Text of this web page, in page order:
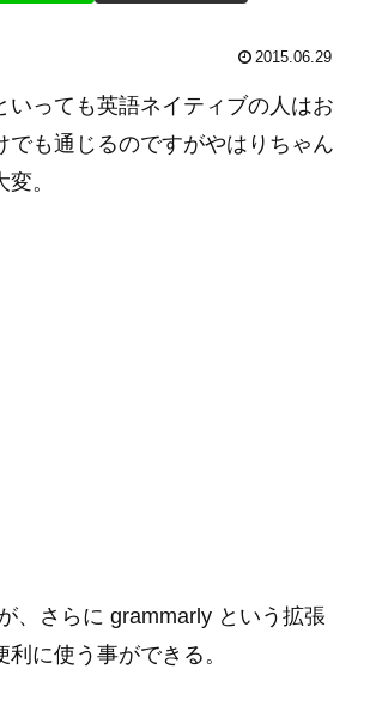
2015.06.29
っても英語ネイティブの人はお
も通じるのですがやはりちゃん
。
、さらに grammarly という拡張
に使う事ができる。